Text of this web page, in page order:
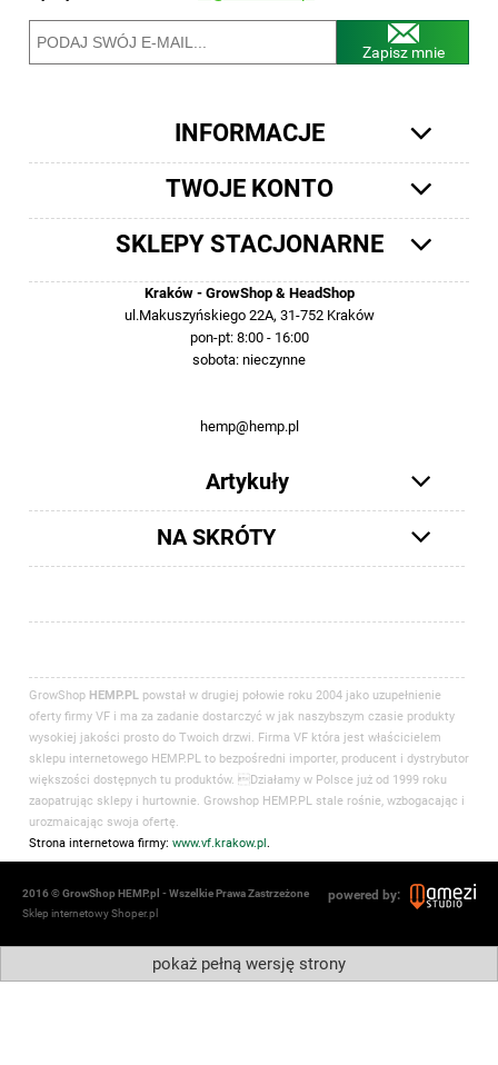
Zapisz mnie
INFORMACJE
TWOJE KONTO
SKLEPY STACJONARNE
Kraków - GrowShop & HeadShop
ul.Makuszyńskiego 22A, 31-752 Kraków
pon-pt: 8:00 - 16:00
sobota: nieczynne
hemp@hemp.pl
Artykuły
NA SKRÓTY
GrowShop HEMP.PL powstał w drugiej połowie roku 2004 jako uzupełnienie
oferty firmy VF i ma za zadanie dostarczyć w jak naszybszym czasie produkty
wysokiej jakości prosto do Twoich drzwi. Firma VF która jest właścicielem
sklepu internetowego HEMP.PL to bezpośredni importer, producent i dystrybutor
większości dostępnych tu produktów. Działamy w Polsce już od 1999 roku
zaopatrując sklepy i hurtownie. Growshop HEMP.PL stale rośnie, wzbogacając i
urozmaicając swoja ofertę.
Strona internetowa firmy: www.vf.krakow.pl.
2016 © GrowShop HEMP.pl - Wszelkie Prawa Zastrzeżone
Sklep internetowy Shoper.pl
powered by:
pokaż pełną wersję strony